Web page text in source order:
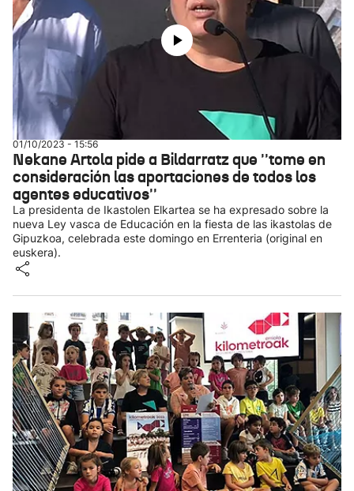
01/10/2023 - 15:56
Nekane Artola pide a Bildarratz que ''tome en
consideración las aportaciones de todos los
agentes educativos''
La presidenta de Ikastolen Elkartea se ha expresado sobre la
nueva Ley vasca de Educación en la fiesta de las ikastolas de
Gipuzkoa, celebrada este domingo en Errenteria (original en
euskera).